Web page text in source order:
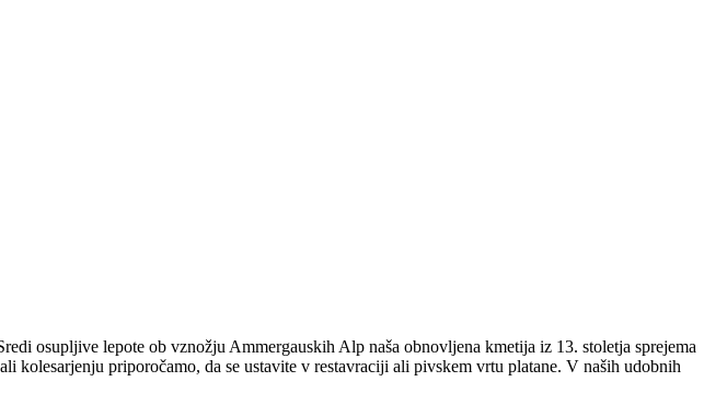
osupljive lepote ob vznožju Ammergauskih Alp naša obnovljena kmetija iz 13. stoletja sprejema
kolesarjenju priporočamo, da se ustavite v restavraciji ali pivskem vrtu platane. V naših udobnih